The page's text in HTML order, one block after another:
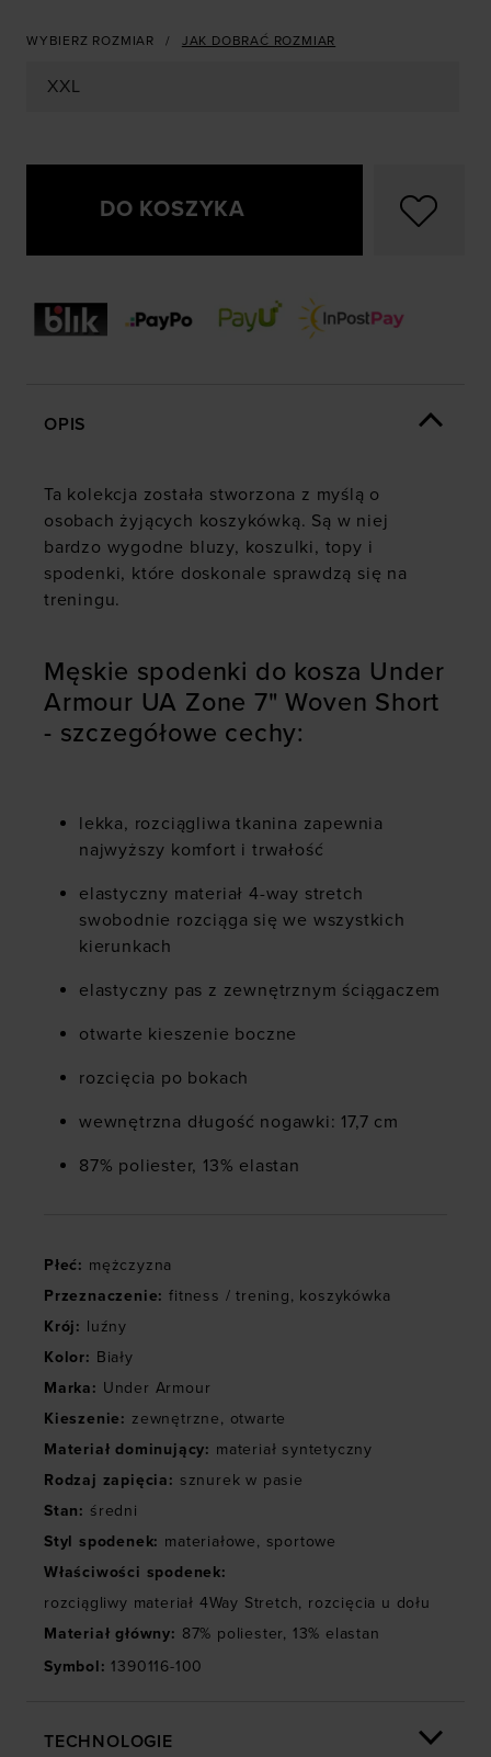
WYBIERZ ROZMIAR JAK DOBRAĆ ROZMIAR
XXL
DO KOSZYKA
OPIS
Ta kolekcja została stworzona z myślą o
osobach żyjących koszykówką. Są w niej
bardzo wygodne bluzy, koszulki, topy i
spodenki, które doskonale sprawdzą się na
treningu.
Męskie spodenki do kosza Under
Armour UA Zone 7" Woven Short
- szczegółowe cechy:
lekka, rozciągliwa tkanina zapewnia
najwyższy komfort i trwałość
elastyczny materiał 4-way stretch
swobodnie rozciąga się we wszystkich
kierunkach
elastyczny pas z zewnętrznym ściągaczem
otwarte kieszenie boczne
rozcięcia po bokach
wewnętrzna długość nogawki: 17,7 cm
87% poliester, 13% elastan
Płeć: mężczyzna
Przeznaczenie: fitness / trening, koszykówka
Krój: luźny
Kolor: Biały
Marka: Under Armour
Kieszenie: zewnętrzne, otwarte
Materiał dominujący: materiał syntetyczny
Rodzaj zapięcia: sznurek w pasie
Stan: średni
Styl spodenek: materiałowe, sportowe
Właściwości spodenek:
rozciągliwy materiał 4Way Stretch, rozcięcia u dołu
Materiał główny: 87% poliester, 13% elastan
Symbol: 1390116-100
TECHNOLOGIE